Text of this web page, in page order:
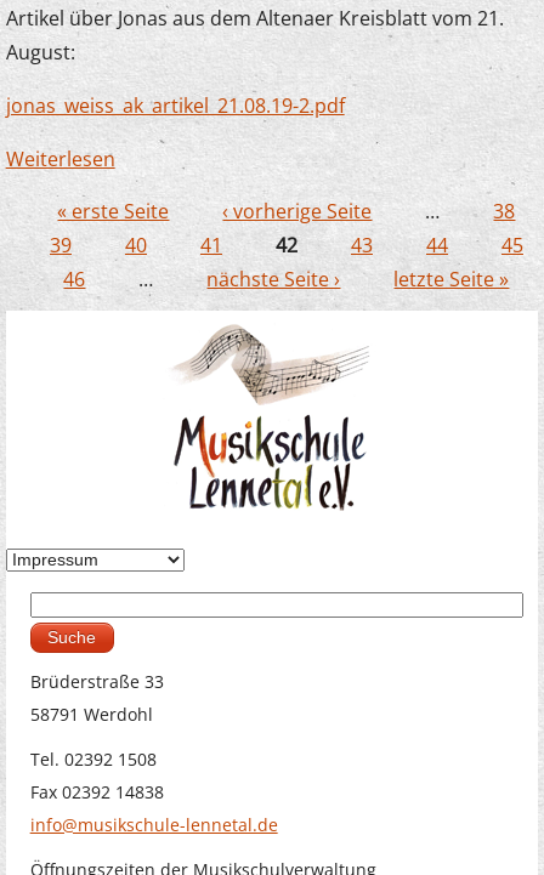
Artikel über Jonas aus dem Altenaer Kreisblatt vom 21.
August:
jonas_weiss_ak_artikel_21.08.19-2.pdf
Weiterlesenüber Jonas meets Udo in Hamburg
Seiten
« erste Seite ‹ vorherige Seite …
38
39
40 41 42 43 44
45
46
… nächste Seite › letzte Seite »
Suchformular
Brüderstraße 33
58791 Werdohl
Tel. 02392 1508
Fax 02392 14838
info@musikschule-lennetal.de
Öffnungszeiten der Musikschulverwaltung